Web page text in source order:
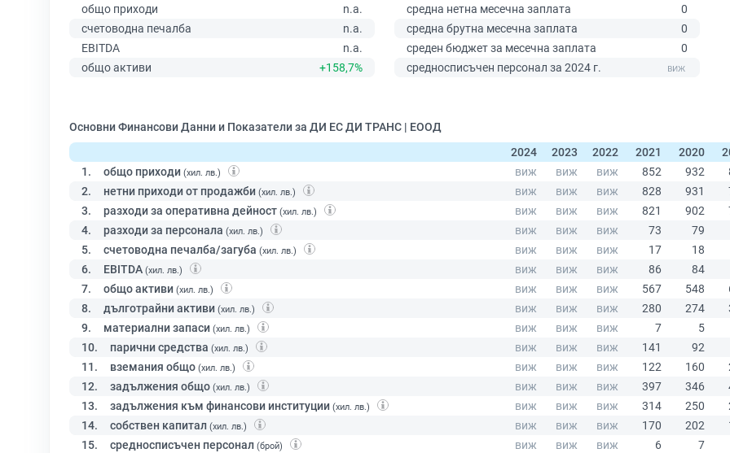
общо приходи
n.a.
счетоводна печалба
n.a.
EBITDA
n.a.
общо активи
+158,7%
средна нетна месечна заплата
0
средна брутна месечна заплата
0
среден бюджет за месечна заплата
0
средносписъчен персонал за 2024 г.
Основни Финансови Данни и Показатели за ДИ ЕС ДИ ТРАНС | ЕООД
2024
2023 2022 2021 2020
1.
общо приходи (хил. лв.)
2. нетни приходи от продажби (хил. лв.)
3. разходи за оперативна дейност (хил. лв.)
4. разходи за персонала (хил. лв.)
5. счетоводна печалба/загуба (хил. лв.)
6. EBITDA (хил. лв.)
7. общо активи (хил. лв.)
8. дълготрайни активи (хил. лв.)
9. материални запаси (хил. лв.)
10. парични средства (хил. лв.)
11. вземания общо (хил. лв.)
12. задължения общо (хил. лв.)
13. задължения към финансови институции (хил. лв.)
14. собствен капитал (хил. лв.)
15. средносписъчен персонал (брой)